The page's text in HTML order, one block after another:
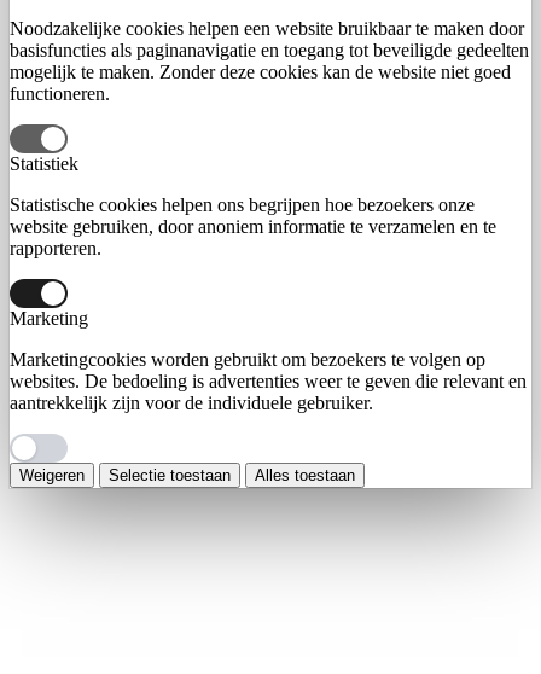
Noodzakelijke cookies helpen een website bruikbaar te maken door
basisfuncties als paginanavigatie en toegang tot beveiligde gedeelten
mogelijk te maken. Zonder deze cookies kan de website niet goed
functioneren.
Statistiek
Statistische cookies helpen ons begrijpen hoe bezoekers onze
website gebruiken, door anoniem informatie te verzamelen en te
rapporteren.
Marketing
Marketingcookies worden gebruikt om bezoekers te volgen op
websites. De bedoeling is advertenties weer te geven die relevant en
aantrekkelijk zijn voor de individuele gebruiker.
Weigeren Selectie toestaan Alles toestaan